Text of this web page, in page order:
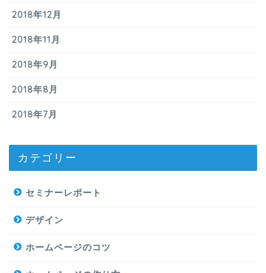
2018年12月
2018年11月
2018年9月
2018年8月
2018年7月
カテゴリー
セミナーレポート
デザイン
ホームページのコツ